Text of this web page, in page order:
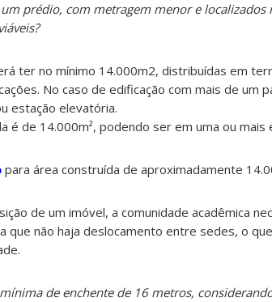
prédio, com metragem menor e localizados
ter no mínimo 14.000m2, distribuídas em
No caso de edificação com mais de um
estação elevatória.
é de 14.000m², podendo ser em uma ou mais
para área construída de aproximadamente
de um imóvel, a comunidade acadêmica
que não haja deslocamento entre sedes, o
de enchente de 16 metros,